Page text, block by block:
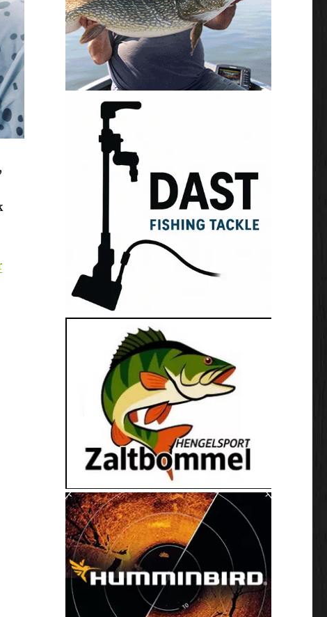
“UPF50+ kleding van Hotspot Design biedt een optimale